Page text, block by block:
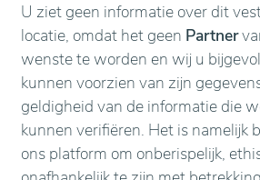
U ziet geen informatie over dit
locatie, omdat het geen Partner
wenste te worden en wij u
kunnen voorzien van zijn
geldigheid van de informatie die
kunnen verifiëren. Het is namelijk
ons platform om onberispelijk,